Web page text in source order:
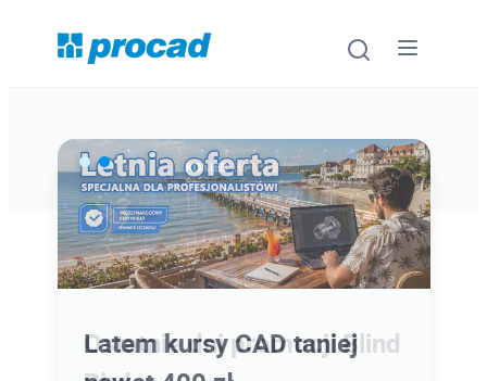
Ostatnie dni promocji Blind
Latem kursy CAD taniej
Oprogramowanie
Szkolenia
Urządzenia i serwis